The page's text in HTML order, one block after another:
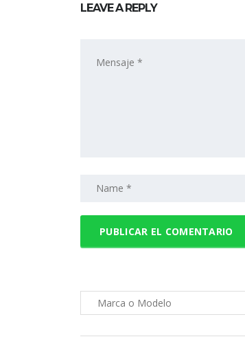
LEAVE A REPLY